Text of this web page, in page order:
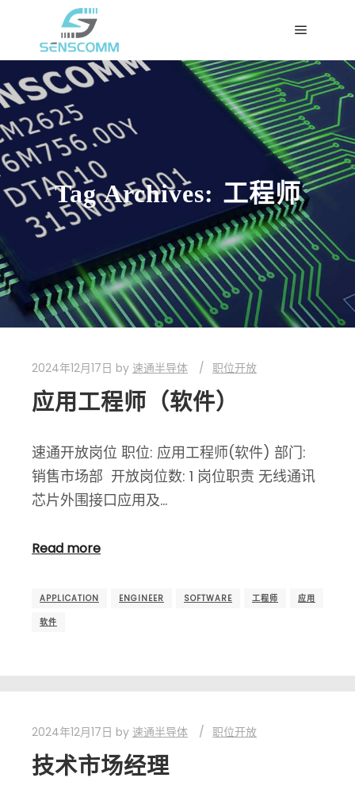
Tag Archives: 工程师
2024年12月17日 by 速通半导体 职位开放
应用工程师（软件）
速通开放岗位 职位: 应用工程师(软件) 部门:
销售市场部 开放岗位数: 1 岗位职责 无线通讯
芯片外围接口应用及…
Read more
APPLICATION ENGINEER SOFTWARE 工程师
应用
软件
2024年12月17日 by 速通半导体 职位开放
技术市场经理